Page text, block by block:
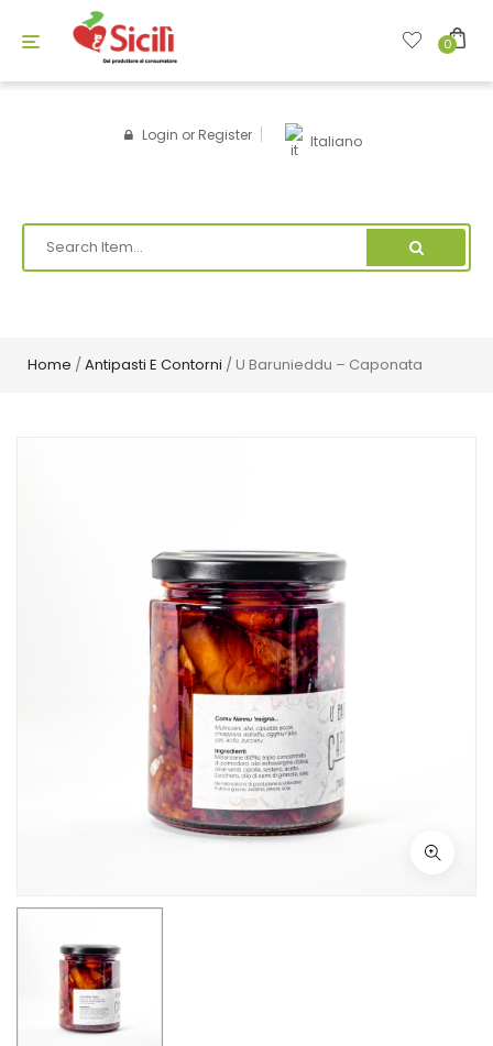
Toggle
navigation
0
Login or Register Italiano
Home / Antipasti E Contorni / U Barunieddu – Caponata